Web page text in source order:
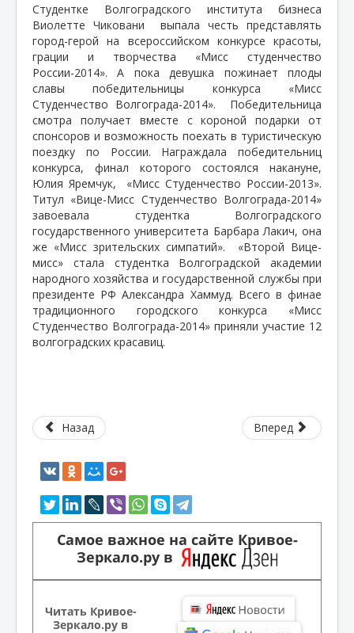
Студентке Волгоградского института бизнеса
Виолетте Чиковани
выпала честь представлять
город-герой на всероссийском конкурсе красоты,
грации и творчества «Мисс студенчество
России-2014». А пока девушка пожинает плоды
славы победительницы конкурса «Мисс
Студенчество Волгограда-2014».
Победительница
смотра получает вместе с короной подарки от
спонсоров и возможность поехать в туристическую
поездку по России. Награждала победительниц
конкурса, финал которого состоялся накануне,
Юлия Яремчук,
«Мисс Студенчество России-2013».
Титул «Вице-Мисс Студенчество Волгограда-2014»
завоевала студентка Волгоградского
государственного университета Барбара Лакич, она
же «Мисс зрительских симпатий».
«Второй Вице-
мисс» стала студентка Волгоградской академии
народного хозяйства и государственной службы при
президенте РФ Александра Хаммуд. Всего в финае
традиционного городского конкурса «Мисс
Студенчество Волгограда-2014» приняли участие 12
волгоградских красавиц.
Назад Вперед
Самое важное на сайте Кривое-
Зеркало.ру в
Читать Кривое-
Зеркало.ру в